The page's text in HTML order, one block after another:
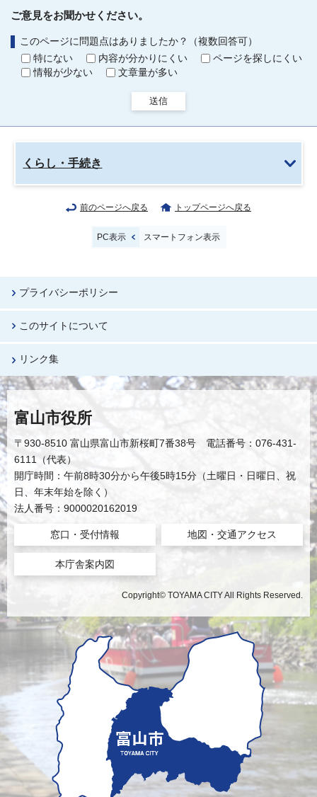
ご意見をお聞かせください。
このページに問題点はありましたか？（複数回答可）
特にない
内容が分かりにくい
ページを探しにくい
情報が少ない
文章量が多い
送信
くらし・手続き
前のページへ戻る トップページへ戻る
PC表示 スマートフォン表示
プライバシーポリシー
このサイトについて
リンク集
富山市役所
〒930-8510 富山県富山市新桜町7番38号 電話番号：076-431-
6111（代表）
開庁時間：午前8時30分から午後5時15分（土曜日・日曜日、祝
日、年末年始を除く）
法人番号：9000020162019
窓口・受付情報 地図・交通アクセス
本庁舎案内図
Copyright© TOYAMA CITY All Rights Reserved.